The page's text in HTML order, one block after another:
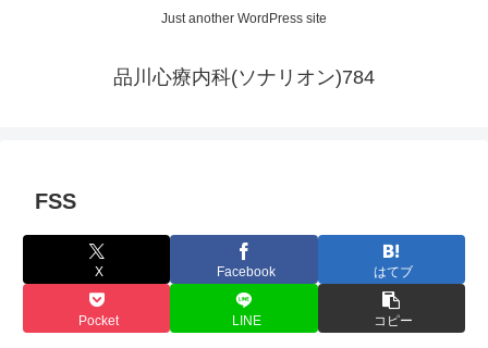
Just another WordPress site
品川心療内科(ソナリオン)784
FSS
X Facebook はてブ
Pocket LINE コピー